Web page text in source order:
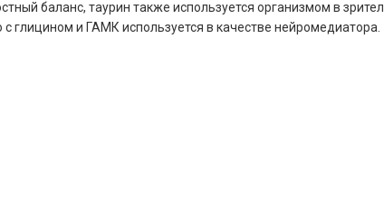
баланс, таурин также используется организмом в
глицином и ГАМК используется в качестве нейромедиатора.